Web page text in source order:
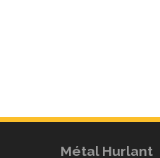
Métal Hurlant